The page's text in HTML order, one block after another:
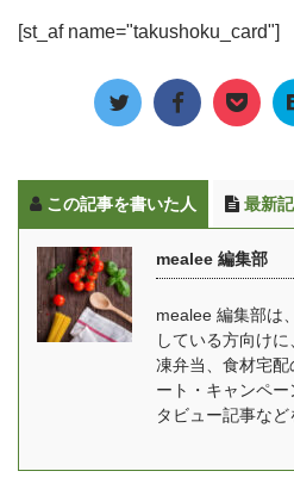
中・産後とでそれぞれ違
り、健康面でもしっかり
した食事を摂ることが出
...
がないため、子育て中や
ら人気を集めていますよ
ね。 今までは、肉じゃが
のメニューが一般的でし
たが、最近では人気レス
トランのシェフが監修し
たメニューや、ダイエッ
トや健康管理など向けに
作られたメニューがある
など、バリエーションは
多岐に渡っています。 一
方で、全般的に賞味期限
[st_af name="takushoku_card"]
この記事を書いた人 最新
mealee 編集部
mealee 編集部は
している方向け
凍弁当、食材宅
ート・キャンペ
タビュー記事など